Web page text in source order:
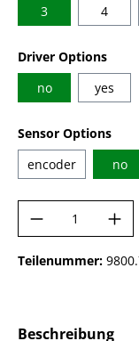
3
4
Driver Options
no
yes
Sensor Options
encoder
no
Produkt
Teilenummer:
Beschreibung